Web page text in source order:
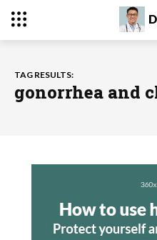
TAG RESULTS:
gonorrhea and